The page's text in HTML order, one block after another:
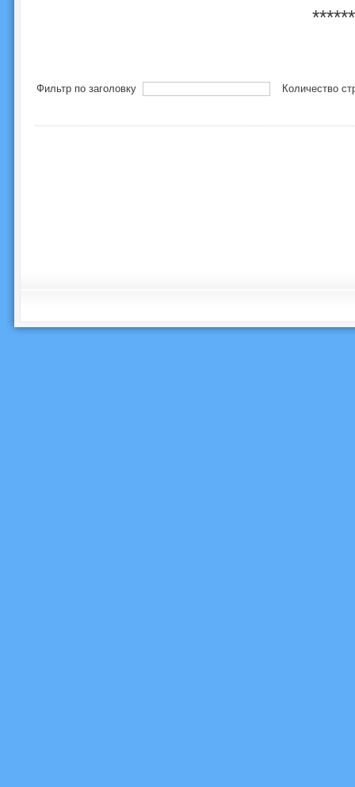
Фильтр по заголовку Количество